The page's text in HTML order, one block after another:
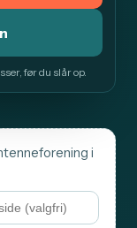
før du slår op.
i